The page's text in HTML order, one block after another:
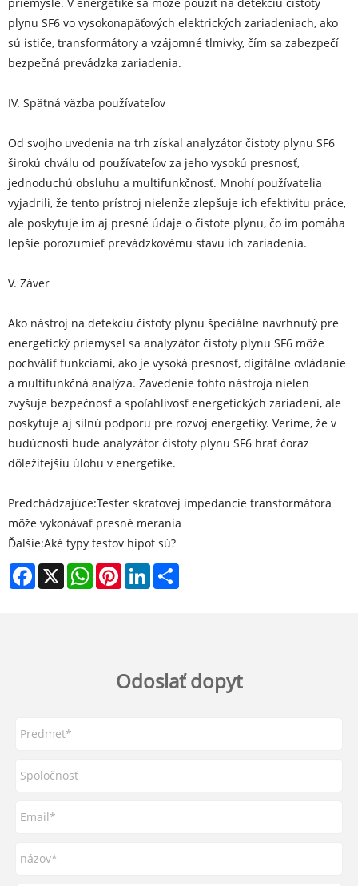
priemysle. V energetike sa môže použiť na detekciu čistoty
plynu SF6 vo vysokonapäťových elektrických zariadeniach, ako
sú ističe, transformátory a vzájomné tlmivky, čím sa zabezpečí
bezpečná prevádzka zariadenia.
IV. Spätná väzba používateľov
Od svojho uvedenia na trh získal analyzátor čistoty plynu SF6
širokú chválu od používateľov za jeho vysokú presnosť,
jednoduchú obsluhu a multifunkčnosť. Mnohí používatelia
vyjadrili, že tento prístroj nielenže zlepšuje ich efektivitu práce,
ale poskytuje im aj presné údaje o čistote plynu, čo im pomáha
lepšie porozumieť prevádzkovému stavu ich zariadenia.
V. Záver
Ako nástroj na detekciu čistoty plynu špeciálne navrhnutý pre
energetický priemysel sa analyzátor čistoty plynu SF6 môže
pochváliť funkciami, ako je vysoká presnosť, digitálne ovládanie
a multifunkčná analýza. Zavedenie tohto nástroja nielen
zvyšuje bezpečnosť a spoľahlivosť energetických zariadení, ale
poskytuje aj silnú podporu pre rozvoj energetiky. Veríme, že v
budúcnosti bude analyzátor čistoty plynu SF6 hrať čoraz
dôležitejšiu úlohu v energetike.
Predchádzajúce:Tester skratovej impedancie transformátora
môže vykonávať presné merania
Ďalšie:Aké typy testov hipot sú?
Facebook
X WhatsAppPinterestLinkedIn
Odoslať dopyt